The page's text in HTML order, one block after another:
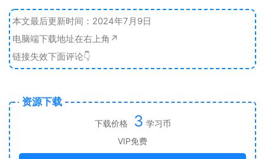
本文最后更新时间：2024年7月9日
电脑端下载地址在右上角↗️
链接失效下面评论👇
资源下载
下载价格 3 学习币
VIP免费